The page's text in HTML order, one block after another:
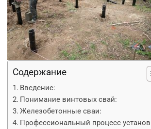
Содержание
Введение:
Понимание винтовых свай:
Железобетонные сваи:
Профессиональный процесс